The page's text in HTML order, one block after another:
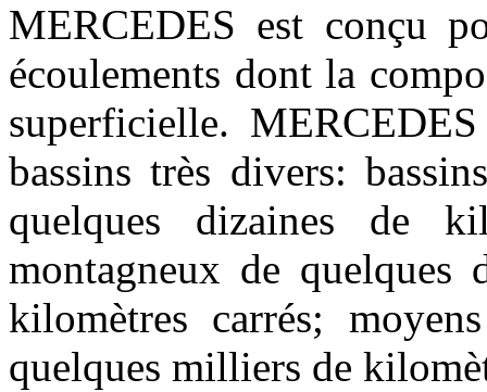
MERCEDES est conçu
écoulements dont la
superficielle.
bassins très divers:
quelques dizaines de
montagneux de quelques
kilomètres carrés;
quelques milliers de